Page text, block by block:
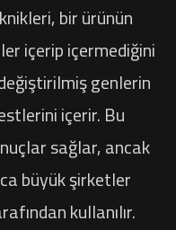
bir ürünün
içerip içermediğini
genlerin
içerir. Bu
sağlar, ancak
büyük şirketler
kullanılır.